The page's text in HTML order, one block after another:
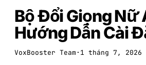
Bộ Đổi Giọng Nữ
Hướng Dẫn Cài
VoxBooster Team · 1 tháng 7, 2026